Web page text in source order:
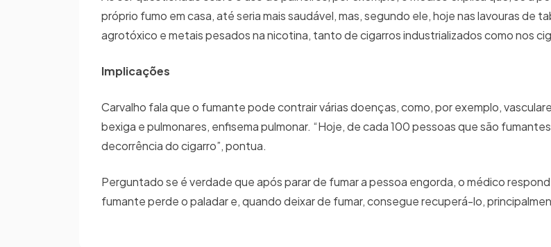
próprio fumo em casa, até seria mais saudável, mas, segundo ele, hoje nas lavouras de
agrotóxico e metais pesados na nicotina, tanto de cigarros industrializados como nos
Implicações
Carvalho fala que o fumante pode contrair várias doenças, como, por exemplo,
bexiga e pulmonares, enfisema pulmonar. “Hoje, de cada 100 pessoas que são
decorrência do cigarro”, pontua.
Perguntado se é verdade que após parar de fumar a pessoa engorda, o médico
fumante perde o paladar e, quando deixar de fumar, consegue recuperá-lo,